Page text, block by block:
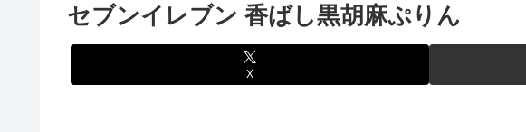
セブンイレブン 香ばし黒胡麻ぷりん
X